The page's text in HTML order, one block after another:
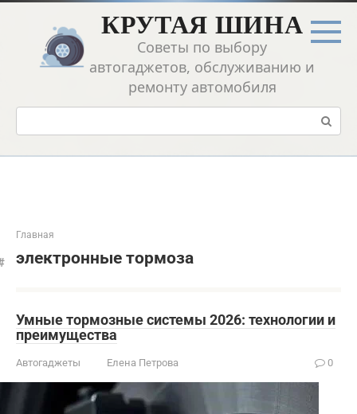
Перейти
контенту
КРУТАЯ ШИНА
Советы по выбору
автогаджетов, обслуживанию и
ремонту автомобиля
Поиск:
Главная
электронные тормоза
Умные тормозные системы 2026: технологии и
преимущества
Автогаджеты Елена Петрова 0